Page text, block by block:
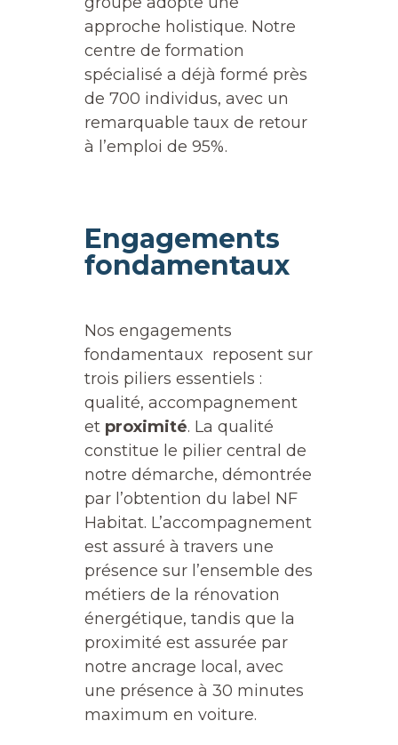
approche holistique. Notre
centre de formation
spécialisé a déjà formé près
de 700 individus, avec un
remarquable taux de retour
à l’emploi de 95%.
Engagements
fondamentaux
Nos engagements
fondamentaux reposent sur
trois piliers essentiels :
qualité, accompagnement
et proximité. La qualité
constitue le pilier central de
notre démarche, démontrée
par l’obtention du label NF
Habitat. L’accompagnement
est assuré à travers une
présence sur l’ensemble des
métiers de la rénovation
énergétique, tandis que la
proximité est assurée par
notre ancrage local, avec
une présence à 30 minutes
maximum en voiture.